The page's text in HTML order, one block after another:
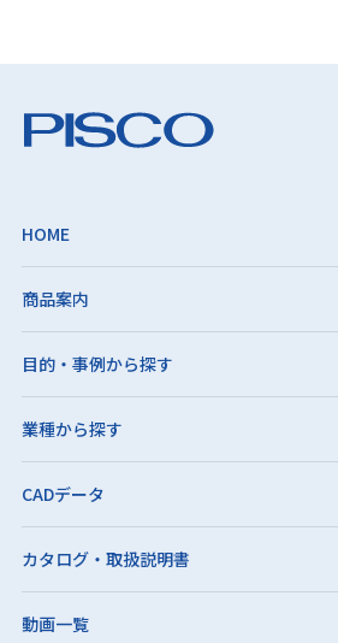
HOME
商品案内
目的・事例から探す
業種から探す
CADデータ
カタログ・取扱説明書
動画一覧